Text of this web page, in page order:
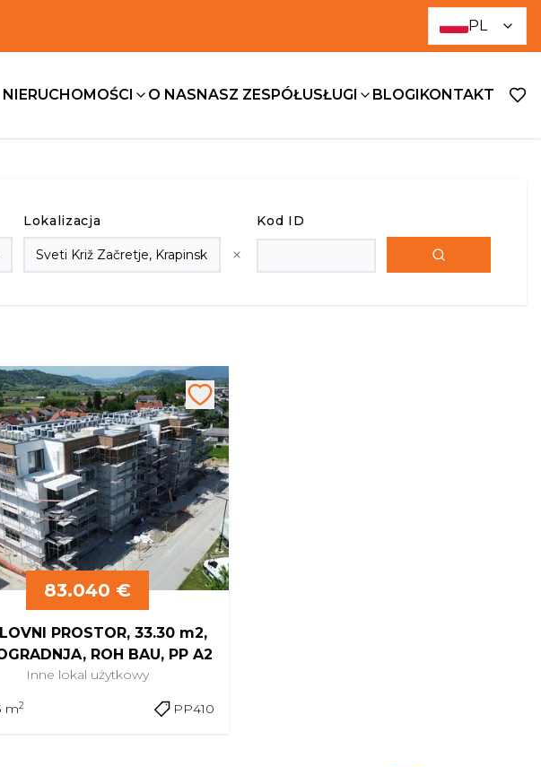
PL
NIERUCHOMOŚCI O NASNASZ ZESPÓŁUSŁUGI BLOGIKONTAKT
Lokalizacja Kod ID
83.040 €
PROSTOR, 33.30 m2,
ROH BAU, PP A2
Inne lokal użytkowy
m2 PP410